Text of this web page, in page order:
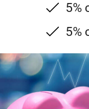
5%
5%